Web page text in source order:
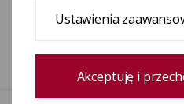
1
Ustawienia
Akceptuję i